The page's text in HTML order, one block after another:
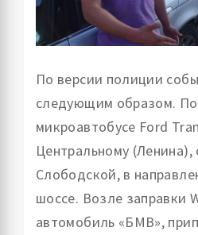
По версии полиции
следующим образом.
микроавтобусе Ford
Центральному (Ленина),
Слободской, в
шоссе. Возле заправки
автомобиль «БМВ»,